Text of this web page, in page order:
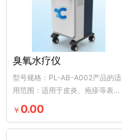
臭氧水疗仪
型号规格：PL-AB-A002产品的适
用范围：适用于皮炎、疱疹等表浅
皮肤糜烂的辅助治疗。分类编码：
0...
￥ 0.00